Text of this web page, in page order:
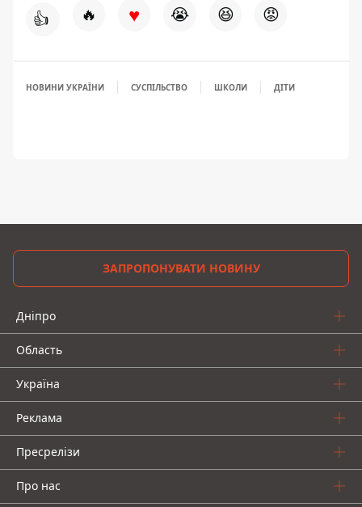
👍 🔥 ♥ 😭 😆 😡
НОВИНИ УКРАЇНИ СУСПІЛЬСТВО ШКОЛИ ДІТИ
ЗАПРОПОНУВАТИ НОВИНУ
Дніпро
Область
Україна
Реклама
Пресрелізи
Про нас